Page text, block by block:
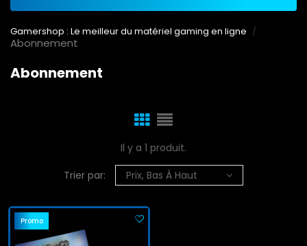
Gamershop : Le meilleur du matériel gaming en ligne
Abonnement
Abonnement
Il y a 1 produit.
Trier par:
Prix, Bas À Haut
Promo